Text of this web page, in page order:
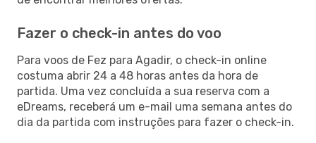
Fazer o check-in antes do voo
Para voos de Fez para Agadir, o check-in online
costuma abrir 24 a 48 horas antes da hora de
partida. Uma vez concluída a sua reserva com a
eDreams, receberá um e-mail uma semana antes do
dia da partida com instruções para fazer o check-in.